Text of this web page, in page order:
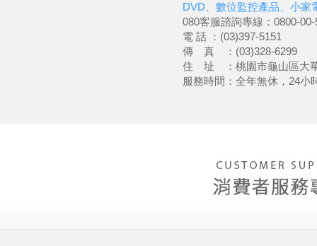
DVD、數位監控產品、小家
080客服諮詢專線：0800-00-
電 話 ：(03)397-5151
傳 真 ：(03)328-6299
住 址 ：桃園市龜山區大
服務時間：全年無休，24小